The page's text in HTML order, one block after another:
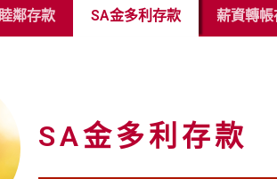
睦鄰存款 SA金多利存款 薪資轉帳
SA金多利存款